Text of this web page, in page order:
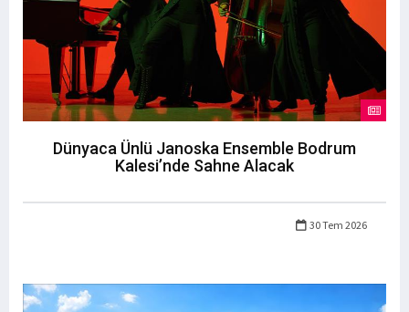
Dünyaca Ünlü Janoska Ensemble Bodrum
Kalesi’nde Sahne Alacak
30 Tem 2026